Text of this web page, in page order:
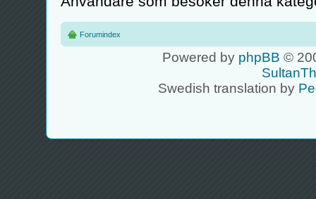
Forumindex
Powered by phpBB ©
Swedish translation by